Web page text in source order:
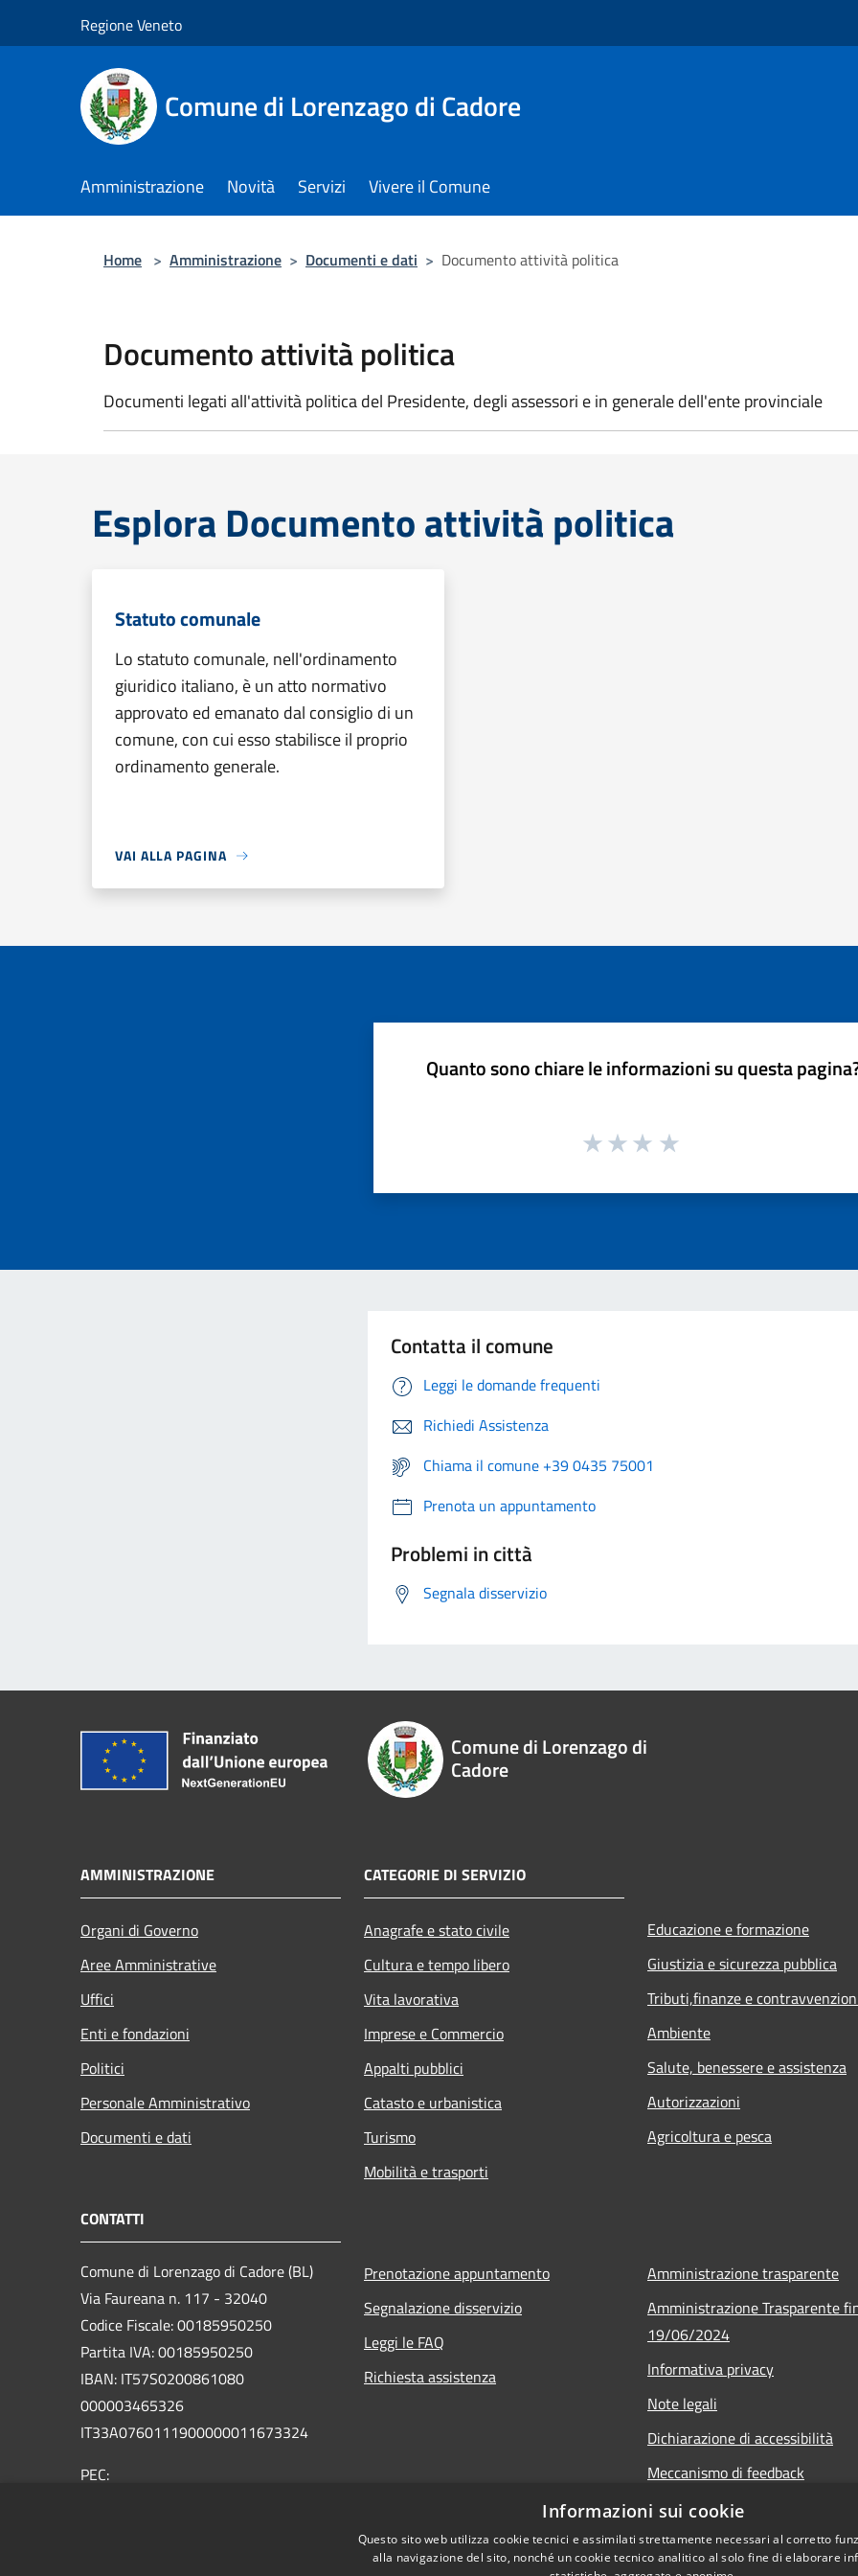
Regione Veneto
Comune di Lorenzago di Cadore
Amministrazione Novità Servizi Vivere il Comune
Home > Amministrazione > Documenti e dati > Documento attività politica
Documento attività politica
Documenti legati all'attività politica del Presidente, degli assessori e in generale dell'ente provinciale
Esplora Documento attività politica
Statuto comunale
Lo statuto comunale, nell'ordinamento
giuridico italiano, è un atto normativo
approvato ed emanato dal consiglio di un
comune, con cui esso stabilisce il proprio
ordinamento generale.
VAI ALLA PAGINA
Quanto sono chiare le informazioni su questa
Contatta il comune
Leggi le domande frequenti
Richiedi Assistenza
Chiama il comune +39 0435 75001
Prenota un appuntamento
Problemi in città
Segnala disservizio
Comune di Lorenzago di
Cadore
AMMINISTRAZIONE
Organi di Governo
Aree Amministrative
Uffici
Enti e fondazioni
Politici
Personale Amministrativo
Documenti e dati
CATEGORIE DI SERVIZIO
Anagrafe e stato civile
Cultura e tempo libero
Vita lavorativa
Imprese e Commercio
Appalti pubblici
Catasto e urbanistica
Turismo
Mobilità e trasporti
Educazione e formazione
Giustizia e sicurezza pubblica
Tributi,finanze e
Ambiente
Salute, benessere e assistenza
Autorizzazioni
Agricoltura e pesca
CONTATTI
Comune di Lorenzago di Cadore (BL)
Via Faureana n. 117 - 32040
Codice Fiscale: 00185950250
Partita IVA: 00185950250
IBAN: IT57S0200861080
000003465326
IT33A0760111900000011673324
PEC:
Prenotazione appuntamento
Segnalazione disservizio
Leggi le FAQ
Richiesta assistenza
Amministrazione trasparente
Amministrazione Trasparente
19/06/2024
Informativa privacy
Note legali
Dichiarazione di accessibilità
Meccanismo di feedback
Informazioni sui cookie
Questo sito web utilizza cookie tecnici e assimilati strettamente necessari al corretto
alla navigazione del sito, nonché un cookie tecnico analitico al solo fine di elaborare